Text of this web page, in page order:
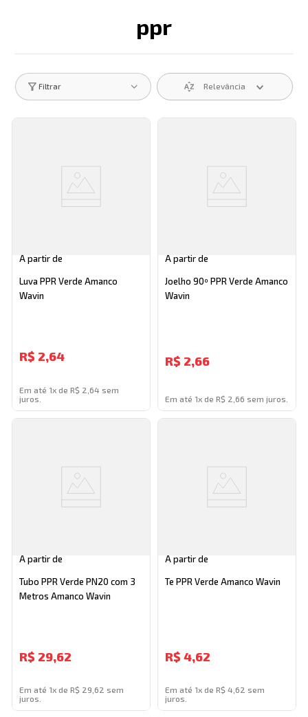
ppr
Descrição search
Filtrar Relevância
Luva PPR Verde Amanco
Wavin
A partir de
R$ 2,64
Em até 1x de R$ 2,64 sem
juros.
Joelho 90º PPR Verde Amanco
Wavin
A partir de
R$ 2,66
Em até 1x de R$ 2,66 sem juros.
Tubo PPR Verde PN20 com 3
Metros Amanco Wavin
A partir de
R$ 29,62
Em até 1x de R$ 29,62 sem
juros.
Te PPR Verde Amanco Wavin
A partir de
R$ 4,62
Em até 1x de R$ 4,62 sem
juros.